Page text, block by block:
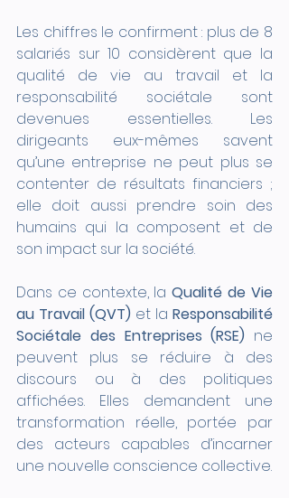
Les chiffres le confirment : plus de 8
salariés sur 10 considèrent que la
qualité de vie au travail et la
responsabilité sociétale sont
devenues essentielles. Les
dirigeants eux-mêmes savent
qu’une entreprise ne peut plus se
contenter de résultats financiers ;
elle doit aussi prendre soin des
humains qui la composent et de
son impact sur la société.
Dans ce contexte, la Qualité de Vie
au Travail (QVT) et la Responsabilité
Sociétale des Entreprises (RSE) ne
peuvent plus se réduire à des
discours ou à des politiques
affichées. Elles demandent une
transformation réelle, portée par
des acteurs capables d’incarner
une nouvelle conscience collective.